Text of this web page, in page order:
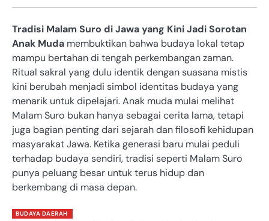
Tradisi Malam Suro di Jawa yang Kini Jadi Sorotan
Anak Muda membuktikan bahwa budaya lokal tetap
mampu bertahan di tengah perkembangan zaman.
Ritual sakral yang dulu identik dengan suasana mistis
kini berubah menjadi simbol identitas budaya yang
menarik untuk dipelajari. Anak muda mulai melihat
Malam Suro bukan hanya sebagai cerita lama, tetapi
juga bagian penting dari sejarah dan filosofi kehidupan
masyarakat Jawa. Ketika generasi baru mulai peduli
terhadap budaya sendiri, tradisi seperti Malam Suro
punya peluang besar untuk terus hidup dan
berkembang di masa depan.
BUDAYA DAERAH